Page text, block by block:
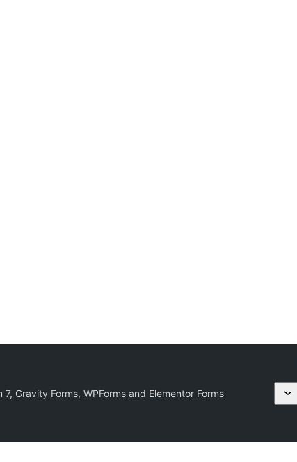
Gravity Forms, WPForms and Elementor Forms